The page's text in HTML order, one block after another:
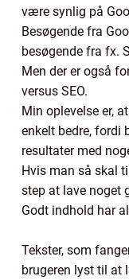
være synlig på
Besøgende fra
besøgende fra fx.
Men der er også
versus SEO.
Min oplevelse er,
enkelt bedre, fordi
resultater med
Hvis man så skal
step at lave noget
Godt indhold har
Tekster, som
brugeren lyst til at